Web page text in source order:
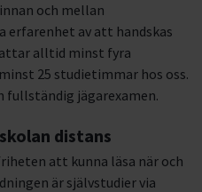
och mellan
erfarenhet av att handskas
alltid minst fyra
25 studietimmar hos oss.
fullständig jägarexamen.
distans
att kunna läsa när och
är självstudier via